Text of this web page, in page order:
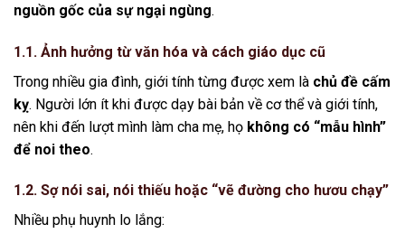
nguồn gốc của sự ngại ngùng.
1.1. Ảnh hưởng từ văn hóa và cách giáo dục cũ
Trong nhiều gia đình, giới tính từng được xem là chủ đề cấm
kỵ. Người lớn ít khi được dạy bài bản về cơ thể và giới tính,
nên khi đến lượt mình làm cha mẹ, họ không có “mẫu hình”
để noi theo.
1.2. Sợ nói sai, nói thiếu hoặc “vẽ đường cho hươu chạy”
Nhiều phụ huynh lo lắng: